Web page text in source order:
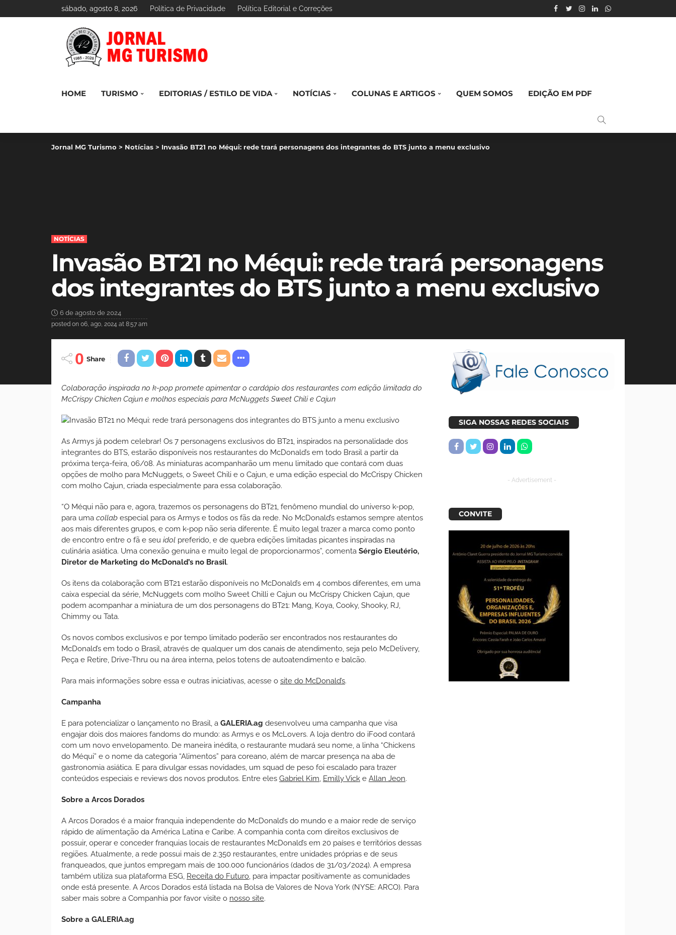
sábado, agosto 8, 2026 Política de Privacidade Política Editorial e Correções
HOME TURISMO EDITORIAS / ESTILO DE VIDA NOTÍCIAS COLUNAS E ARTIGOS QUEM SOMOS EDIÇÃO EM PDF
Jornal MG Turismo > Notícias > Invasão BT21 no Méqui: rede trará personagens dos integrantes do BTS junto a menu exclusivo
NOTÍCIAS
Invasão BT21 no Méqui: rede trará personagens
dos integrantes do BTS junto a menu exclusivo
6 de agosto de 2024
posted on 06, ago, 2024 at 8:57 am
0 Share
Colaboração inspirada no k-pop promete apimentar o cardápio dos restaurantes com edição limitada do
McCrispy Chicken Cajun e molhos especiais para McNuggets Sweet Chili e Cajun
As Armys já podem celebrar! Os 7 personagens exclusivos do BT21, inspirados na personalidade dos
integrantes do BTS, estarão disponíveis nos restaurantes do McDonald’s em todo Brasil a partir da
próxima terça-feira, 06/08. As miniaturas acompanharão um menu limitado que contará com duas
opções de molho para McNuggets, o Sweet Chili e o Cajun, e uma edição especial do McCrispy Chicken
com molho Cajun, criada especialmente para essa colaboração.
“O Méqui não para e, agora, trazemos os personagens do BT21, fenômeno mundial do universo k-pop,
para uma collab especial para os Armys e todos os fãs da rede. No McDonald’s estamos sempre atentos
aos mais diferentes grupos, e com k-pop não seria diferente. É muito legal trazer a marca como ponto
de encontro entre o fã e seu idol preferido, e de quebra edições limitadas picantes inspiradas na
culinária asiática. Uma conexão genuína e muito legal de proporcionarmos”, comenta Sérgio Eleutério,
Diretor de Marketing do McDonald’s no Brasil.
Os itens da colaboração com BT21 estarão disponíveis no McDonald’s em 4 combos diferentes, em uma
caixa especial da série, McNuggets com molho Sweet Chilli e Cajun ou McCrispy Chicken Cajun, que
podem acompanhar a miniatura de um dos personagens do BT21: Mang, Koya, Cooky, Shooky, RJ,
Chimmy ou Tata.
Os novos combos exclusivos e por tempo limitado poderão ser encontrados nos restaurantes do
McDonald’s em todo o Brasil, através de qualquer um dos canais de atendimento, seja pelo McDelivery,
Peça e Retire, Drive-Thru ou na área interna, pelos totens de autoatendimento e balcão.
Para mais informações sobre essa e outras iniciativas, acesse o site do McDonald’s.
Campanha
E para potencializar o lançamento no Brasil, a GALERIA.ag desenvolveu uma campanha que visa
engajar dois dos maiores fandoms do mundo: as Armys e os McLovers. A loja dentro do iFood contará
com um novo envelopamento. De maneira inédita, o restaurante mudará seu nome, a linha “Chickens
do Méqui” e o nome da categoria “Alimentos” para coreano, além de marcar presença na aba de
gastronomia asiática. E para divulgar essas novidades, um squad de peso foi escalado para trazer
conteúdos especiais e reviews dos novos produtos. Entre eles Gabriel Kim, Emilly Vick e Allan Jeon.
Sobre a Arcos Dorados
A Arcos Dorados é a maior franquia independente do McDonald’s do mundo e a maior rede de serviço
rápido de alimentação da América Latina e Caribe. A companhia conta com direitos exclusivos de
possuir, operar e conceder franquias locais de restaurantes McDonald’s em 20 países e territórios dessas
regiões. Atualmente, a rede possui mais de 2.350 restaurantes, entre unidades próprias e de seus
franqueados, que juntos empregam mais de 100.000 funcionários (dados de 31/03/2024). A empresa
também utiliza sua plataforma ESG, Receita do Futuro, para impactar positivamente as comunidades
onde está presente. A Arcos Dorados está listada na Bolsa de Valores de Nova York (NYSE: ARCO). Para
saber mais sobre a Companhia por favor visite o nosso site.
Sobre a GALERIA.ag
SIGA NOSSAS REDES SOCIAIS
- Advertisement -
CONVITE